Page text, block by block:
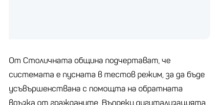
От Столичната община подчертават, че
системата е пусната в тестов режим, за да бъде
усъвършенствана с помощта на обратната
връзка от гражданите. Въпреки дигитализацията,